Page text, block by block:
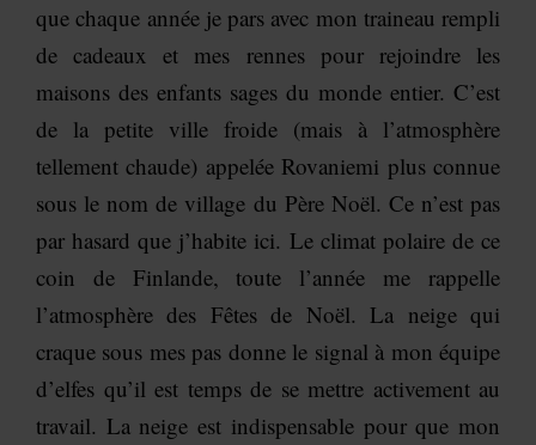
que chaque année je pars avec mon traineau rempli
de cadeaux et mes rennes pour rejoindre les
maisons des enfants sages du monde entier. C’est
de la petite ville froide (mais à l’atmosphère
tellement chaude) appelée Rovaniemi plus connue
sous le nom de village du Père Noël. Ce n’est pas
par hasard que j’habite ici. Le climat polaire de ce
coin de Finlande, toute l’année me rappelle
l’atmosphère des Fêtes de Noël. La neige qui
craque sous mes pas donne le signal à mon équipe
d’elfes qu’il est temps de se mettre activement au
travail. La neige est indispensable pour que mon